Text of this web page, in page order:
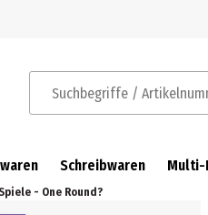
Suchbegriffe / Artikelnummer
Schreibwaren Multi-
- One Round?